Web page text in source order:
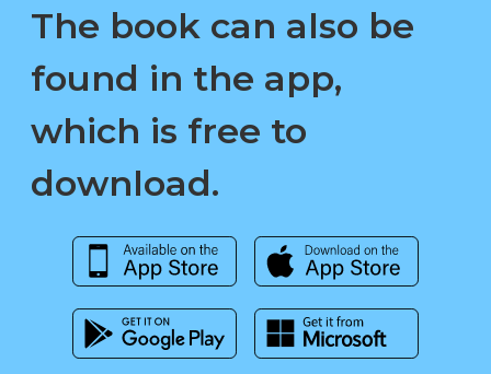
The book can also be
found in the app,
which is free to
download.